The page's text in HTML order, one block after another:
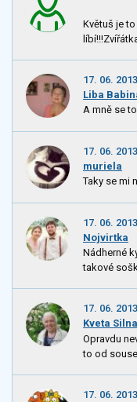
Květuš je
17. 06.
Liba
A mně se
17. 06.
muriela
Taky se mi
17. 06.
Nojvirtka
Nádherné
takové
17. 06.
Kveta Silna
Opravdu
to od
17. 06.